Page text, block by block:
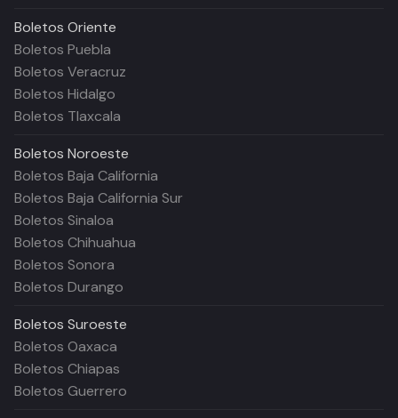
Boletos Oriente
Boletos Puebla
Boletos Veracruz
Boletos Hidalgo
Boletos Tlaxcala
Boletos Noroeste
Boletos Baja California
Boletos Baja California Sur
Boletos Sinaloa
Boletos Chihuahua
Boletos Sonora
Boletos Durango
Boletos Suroeste
Boletos Oaxaca
Boletos Chiapas
Boletos Guerrero